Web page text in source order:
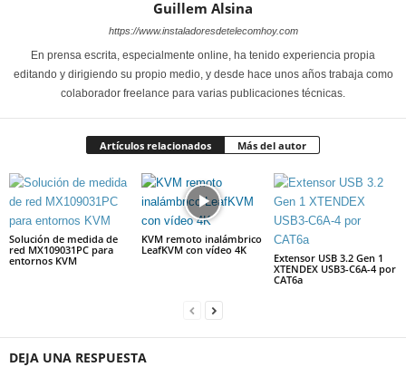
Guillem Alsina
https://www.instaladoresdetelecomhoy.com
En prensa escrita, especialmente online, ha tenido experiencia propia
editando y dirigiendo su propio medio, y desde hace unos años trabaja como
colaborador freelance para varias publicaciones técnicas.
Artículos relacionados Más del autor
Solución de medida de
red MX109031PC para
entornos KVM
KVM remoto inalámbrico
LeafKVM con vídeo 4K
Extensor USB 3.2 Gen 1
XTENDEX USB3-C6A-4 por
CAT6a
DEJA UNA RESPUESTA